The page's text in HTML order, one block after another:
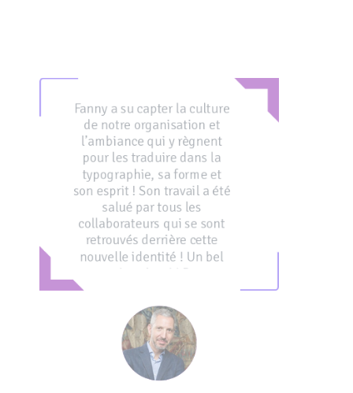
Fanny a su capter la culture
de notre organisation et
l’ambiance qui y règnent
pour les traduire dans la
typographie, sa forme et
son esprit ! Son travail a été
salué par tous les
collaborateurs qui se sont
retrouvés derrière cette
nouvelle identité ! Un bel
réussi ! Bravo